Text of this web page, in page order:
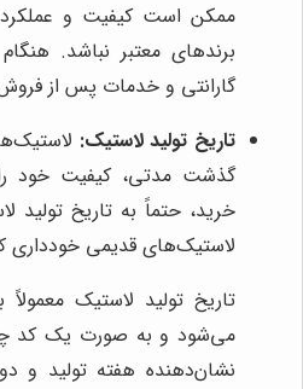
ممکن است کیفیت و
برندهای معتبر نباشد.
گارانتی و خدمات پس از
تاریخ تولید لاستیک:
گذشت مدتی، کیفیت خود
خرید، حتماً به تاریخ تولید
لاستیک‌های قدیمی خودداری
تاریخ تولید لاستیک
می‌شود و به صورت یک کد
نشان‌دهنده هفته تولید و